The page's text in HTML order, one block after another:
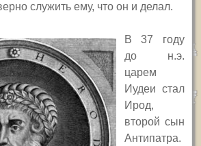
служить ему, что он и делал.
В 37 году
до н.э.
царем
Иудеи стал
Ирод,
второй сын
Антипатра.